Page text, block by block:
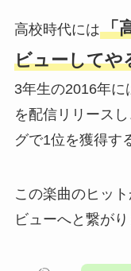
高校時代には「
ビューしてや
3年生の2016年に
を配信リリース
グで1位を獲得す
この楽曲のヒッ
ビューへと繋がり